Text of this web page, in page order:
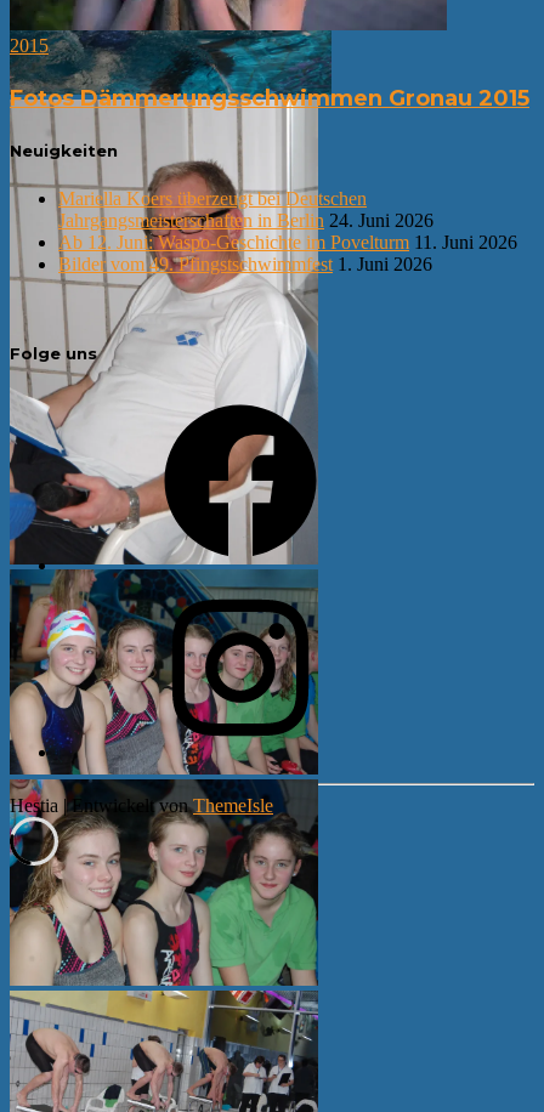
2015
Fotos Dämmerungsschwimmen Gronau 2015
Neuigkeiten
Mariella Koers überzeugt bei Deutschen
Jahrgangsmeisterschaften in Berlin 24. Juni 2026
Ab 12. Juni: Waspo-Geschichte im Povelturm 11. Juni 2026
Bilder vom 49. Pfingstschwimmfest 1. Juni 2026
Folge uns
Facebook
Instagram
Hestia | Entwickelt vonThemeIsle